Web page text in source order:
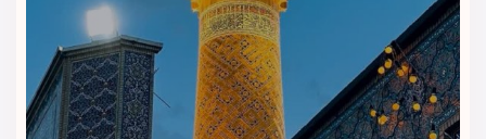
بخش برای خانواده‌ها و زائرانی مناسب است که بعد از زیارت یا خرید،
ترجیح می‌دهند بدون خروج از هتل غذا بخورند و بعد برای استراحت
به اتاق خود برگردند.
کافی‌شاپ؛ مکثی کوتاه بعد از رفت‌وآمد